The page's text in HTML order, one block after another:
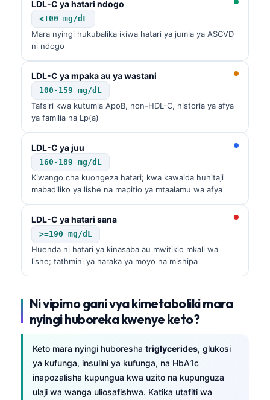
LDL-C ya hatari ndogo
<100 mg/dL
Mara nyingi hukubalika ikiwa hatari ya jumla ya ASCVD
ni ndogo
LDL-C ya mpaka au ya wastani
100-159 mg/dL
Tafsiri kwa kutumia ApoB, non-HDL-C, historia ya afya
ya familia na Lp(a)
LDL-C ya juu
160-189 mg/dL
Kiwango cha kuongeza hatari; kwa kawaida huhitaji
mabadiliko ya lishe na mapitio ya mtaalamu wa afya
LDL-C ya hatari sana
>=190 mg/dL
Huenda ni hatari ya kinasaba au mwitikio mkali wa
lishe; tathmini ya haraka ya moyo na mishipa
Ni vipimo gani vya kimetaboliki mara
nyingi huboreka kwenye keto?
Keto mara nyingi huboresha triglycerides, glukosi
ya kufunga, insulini ya kufunga, na HbA1c
inapozalisha kupungua kwa uzito na kupunguza
ulaji wa wanga uliosafishwa. Katika utafiti wa